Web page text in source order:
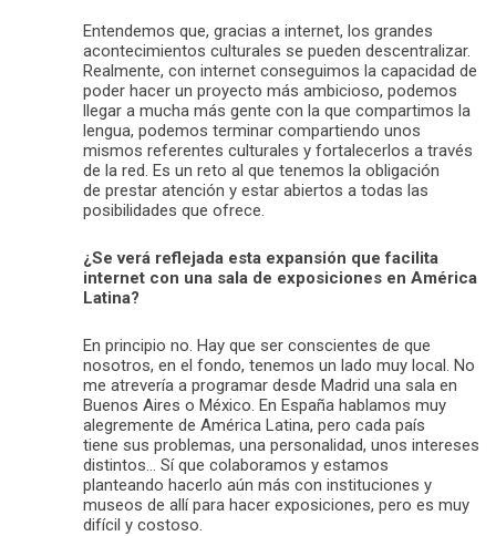
Entendemos que, gracias a internet, los grandes
acontecimientos culturales se pueden descentralizar.
Realmente, con internet conseguimos la capacidad de
poder hacer un proyecto más ambicioso, podemos
llegar a mucha más gente con la que compartimos la
lengua, podemos terminar compartiendo unos
mismos referentes culturales y fortalecerlos a través
de la red. Es un reto al que tenemos la obligación
de prestar atención y estar abiertos a todas las
posibilidades que ofrece.
¿Se verá reflejada esta expansión que facilita
internet con una sala de exposiciones en América
Latina?
En principio no. Hay que ser conscientes de que
nosotros, en el fondo, tenemos un lado muy local. No
me atrevería a programar desde Madrid una sala en
Buenos Aires o México. En España hablamos muy
alegremente de América Latina, pero cada país
tiene sus problemas, una personalidad, unos intereses
distintos… Sí que colaboramos y estamos
planteando hacerlo aún más con instituciones y
museos de allí para hacer exposiciones, pero es muy
difícil y costoso.